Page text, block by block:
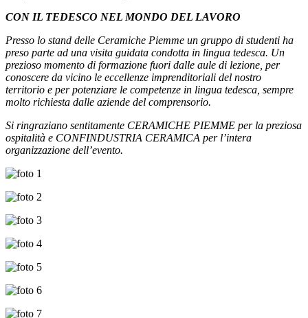
CON IL TEDESCO NEL MONDO DEL LAVORO
Presso lo stand delle Ceramiche Piemme un gruppo di studenti ha
preso parte ad una visita guidata condotta in lingua tedesca. Un
prezioso momento di formazione fuori dalle aule di lezione, per
conoscere da vicino le eccellenze imprenditoriali del nostro
territorio e per potenziare le competenze in lingua tedesca, sempre
molto richiesta dalle aziende del comprensorio.
Si ringraziano sentitamente CERAMICHE PIEMME per la preziosa
ospitalità e CONFINDUSTRIA CERAMICA per l’intera
organizzazione dell’evento.